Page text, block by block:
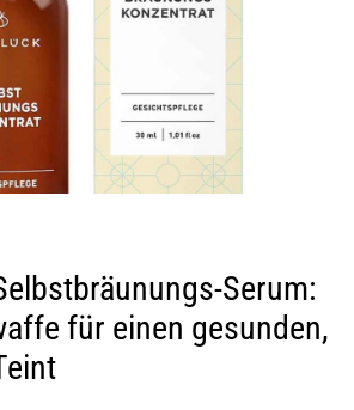
Serum:
für einen gesunden,